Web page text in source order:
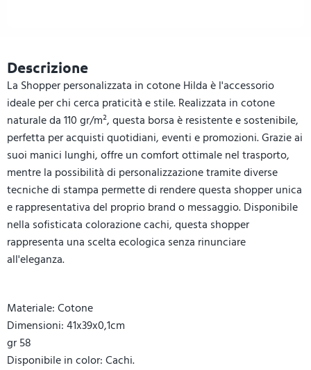
Descrizione
La Shopper personalizzata in cotone Hilda è l'accessorio
ideale per chi cerca praticità e stile. Realizzata in cotone
naturale da 110 gr/m², questa borsa è resistente e sostenibile,
perfetta per acquisti quotidiani, eventi e promozioni. Grazie ai
suoi manici lunghi, offre un comfort ottimale nel trasporto,
mentre la possibilità di personalizzazione tramite diverse
tecniche di stampa permette di rendere questa shopper unica
e rappresentativa del proprio brand o messaggio. Disponibile
nella sofisticata colorazione cachi, questa shopper
rappresenta una scelta ecologica senza rinunciare
all'eleganza.
Materiale: Cotone
Dimensioni: 41x39x0,1cm
gr 58
Disponibile in color: Cachi.